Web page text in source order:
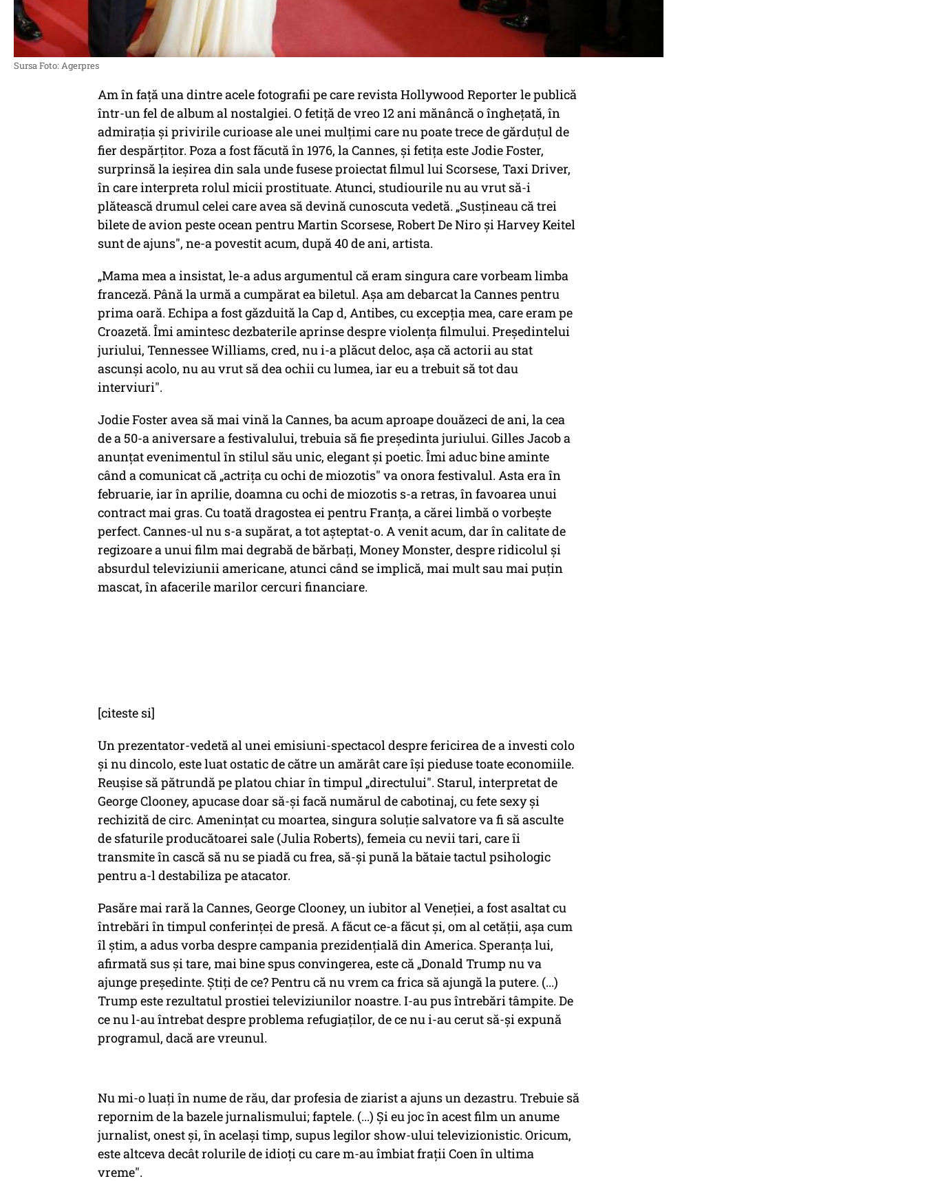
Sursa Foto: Agerpres
Am în față una dintre acele fotografii pe care revista Hollywood Reporter le publică
într-un fel de album al nostalgiei. O fetiță de vreo 12 ani mănâncă o înghețată, în
admirația și privirile curioase ale unei mulțimi care nu poate trece de gărduțul de
fier despărțitor. Poza a fost făcută în 1976, la Cannes, și fetița este Jodie Foster,
surprinsă la ieșirea din sala unde fusese proiectat filmul lui Scorsese, Taxi Driver,
în care interpreta rolul micii prostituate. Atunci, studiourile nu au vrut să-i
plătească drumul celei care avea să devină cunoscuta vedetă. „Susțineau că trei
bilete de avion peste ocean pentru Martin Scorsese, Robert De Niro și Harvey Keitel
sunt de ajuns", ne-a povestit acum, după 40 de ani, artista.
„Mama mea a insistat, le-a adus argumentul că eram singura care vorbeam limba
franceză. Până la urmă a cumpărat ea biletul. Așa am debarcat la Cannes pentru
prima oară. Echipa a fost găzduită la Cap d, Antibes, cu excepția mea, care eram pe
Croazetă. Îmi amintesc dezbaterile aprinse despre violența filmului. Președintelui
juriului, Tennessee Williams, cred, nu i-a plăcut deloc, așa că actorii au stat
ascunși acolo, nu au vrut să dea ochii cu lumea, iar eu a trebuit să tot dau
interviuri".
Jodie Foster avea să mai vină la Cannes, ba acum aproape douăzeci de ani, la cea
de a 50-a aniversare a festivalului, trebuia să fie președinta juriului. Gilles Jacob a
anunțat evenimentul în stilul său unic, elegant și poetic. Îmi aduc bine aminte
când a comunicat că „actrița cu ochi de miozotis" va onora festivalul. Asta era în
februarie, iar în aprilie, doamna cu ochi de miozotis s-a retras, în favoarea unui
contract mai gras. Cu toată dragostea ei pentru Franța, a cărei limbă o vorbește
perfect. Cannes-ul nu s-a supărat, a tot așteptat-o. A venit acum, dar în calitate de
regizoare a unui film mai degrabă de bărbați, Money Monster, despre ridicolul și
absurdul televiziunii americane, atunci când se implică, mai mult sau mai puțin
mascat, în afacerile marilor cercuri financiare.
[citeste si]
Un prezentator-vedetă al unei emisiuni-spectacol despre fericirea de a investi colo
și nu dincolo, este luat ostatic de către un amărât care își pieduse toate economiile.
Reușise să pătrundă pe platou chiar în timpul „directului". Starul, interpretat de
George Clooney, apucase doar să-și facă numărul de cabotinaj, cu fete sexy și
rechizită de circ. Amenințat cu moartea, singura soluție salvatore va fi să asculte
de sfaturile producătoarei sale (Julia Roberts), femeia cu nevii tari, care îi
transmite în cască să nu se piadă cu frea, să-și pună la bătaie tactul psihologic
pentru a-l destabiliza pe atacator.
Pasăre mai rară la Cannes, George Clooney, un iubitor al Veneției, a fost asaltat cu
întrebări în timpul conferinței de presă. A făcut ce-a făcut și, om al cetății, așa cum
îl știm, a adus vorba despre campania prezidențială din America. Speranța lui,
afirmată sus și tare, mai bine spus convingerea, este că „Donald Trump nu va
ajunge președinte. Știți de ce? Pentru că nu vrem ca frica să ajungă la putere. (...)
Trump este rezultatul prostiei televiziunilor noastre. I-au pus întrebări tâmpite. De
ce nu l-au întrebat despre problema refugiaților, de ce nu i-au cerut să-și expună
programul, dacă are vreunul.
Nu mi-o luați în nume de rău, dar profesia de ziarist a ajuns un dezastru. Trebuie să
repornim de la bazele jurnalismului; faptele. (...) Și eu joc în acest film un anume
jurnalist, onest și, în același timp, supus legilor show-ului televizionistic. Oricum,
este altceva decât rolurile de idioți cu care m-au îmbiat frații Coen în ultima
vreme".